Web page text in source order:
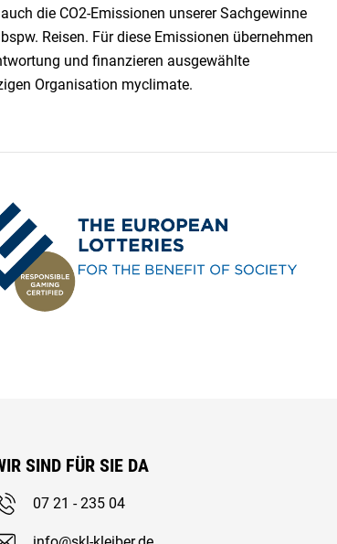
die CO2-Emissionen unserer Sach­ge­winne
Reisen. Für diese Emissionen übernehmen
und finanzieren ausgewählte
Organisation myclimate.
SIND FÜR SIE DA
07 21 - 235 04